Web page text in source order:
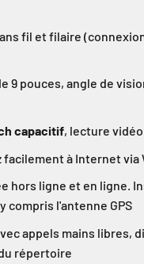
fil et filaire
9 pouces, angle de
capacitif, lecture vidéo
facilement à Internet via
hors ligne et en ligne.
compris l'antenne GPS
appels mains libres,
répertoire